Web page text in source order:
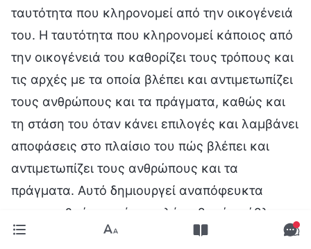
ταυτότητα που κληρονομεί από την οικογένειά
του. Η ταυτότητα που κληρονομεί κάποιος από
την οικογένειά του καθορίζει τους τρόπους και
τις αρχές με τα οποία βλέπει και αντιμετωπίζει
τους ανθρώπους και τα πράγματα, καθώς και
τη στάση του όταν κάνει επιλογές και λαμβάνει
αποφάσεις στο πλαίσιο του πώς βλέπει και
αντιμετωπίζει τους ανθρώπους και τα
πράγματα. Αυτό δημιουργεί αναπόφευκτα
στους ανθρώπους ένα πολύ σοβαρό πρόβλημα.
Οι ιδέες και οι απόψεις τους στο πώς βλέπουν